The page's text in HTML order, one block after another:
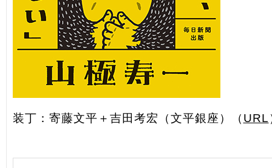
装丁：寄藤文平＋吉田考宏（文平銀座）（ URL